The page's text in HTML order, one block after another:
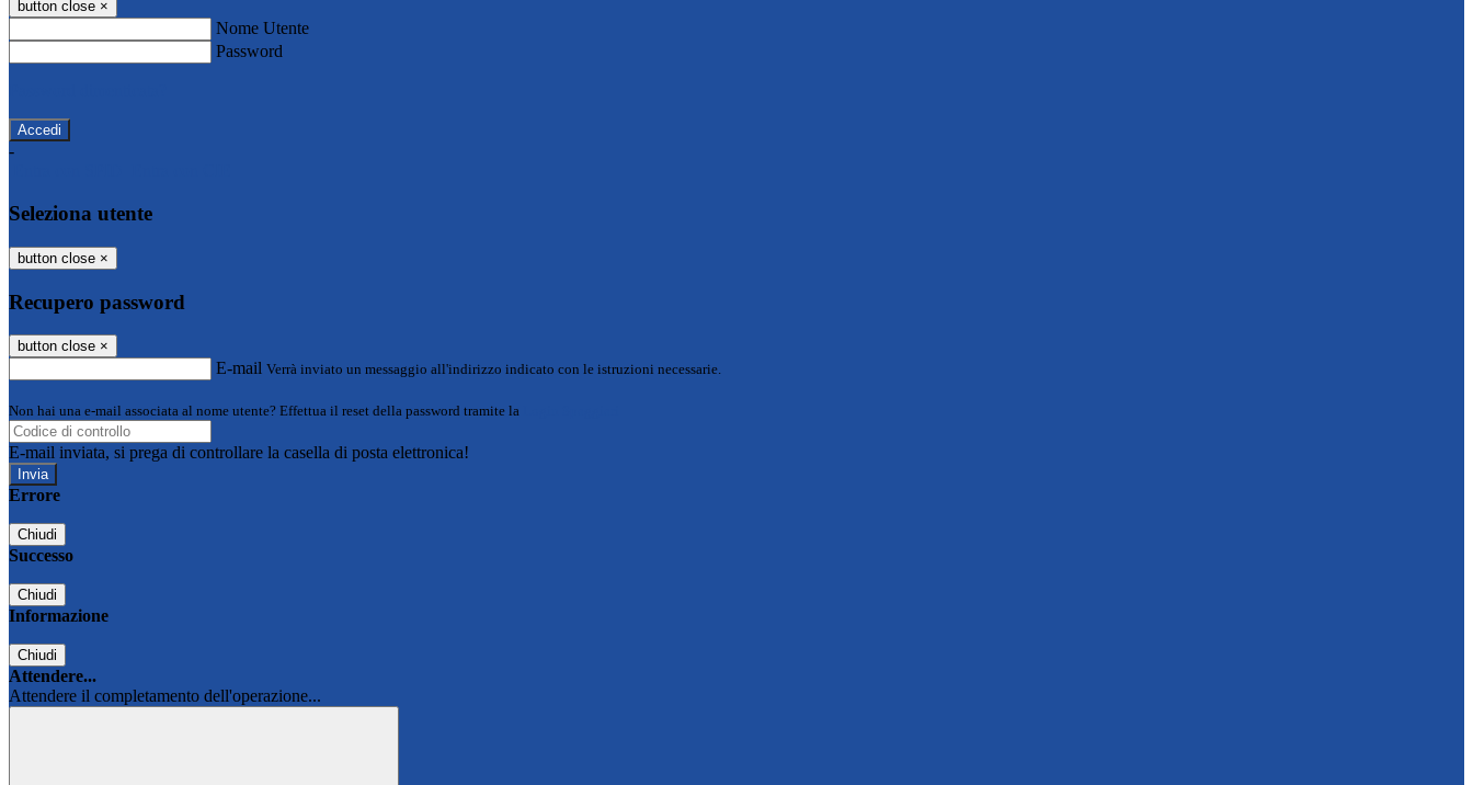
button close ×
Nome Utente
Password
-
Seleziona utente
button close ×
Recupero password
button close ×
E-mail Verrà inviato un messaggio all'indirizzo indicato con le istruzioni necessarie.
Non hai una e-mail associata al nome utente? Effettua il reset della password tramite la
E-mail inviata, si prega di controllare la casella di posta elettronica!
Errore
Chiudi
Successo
Chiudi
Informazione
Chiudi
Attendere...
Attendere il completamento dell'operazione...